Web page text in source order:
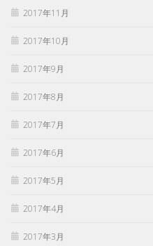
2017年11月
2017年10月
2017年9月
2017年8月
2017年7月
2017年6月
2017年5月
2017年4月
2017年3月